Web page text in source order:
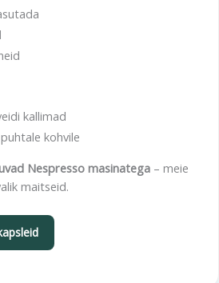
kallimad
kohvile
Nespresso masinatega – meie
maitseid.